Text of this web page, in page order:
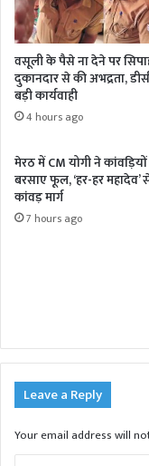
वसूली के पैसे ना देने पर
दुकानदार से की अभद्रता,
बड़ी कार्यवाही
4 hours ago
मेरठ में CM योगी ने
बरसाए फूल, ‘हर-हर महादेव’
कांवड़ मार्ग
7 hours ago
Leave a Reply
Your email address will